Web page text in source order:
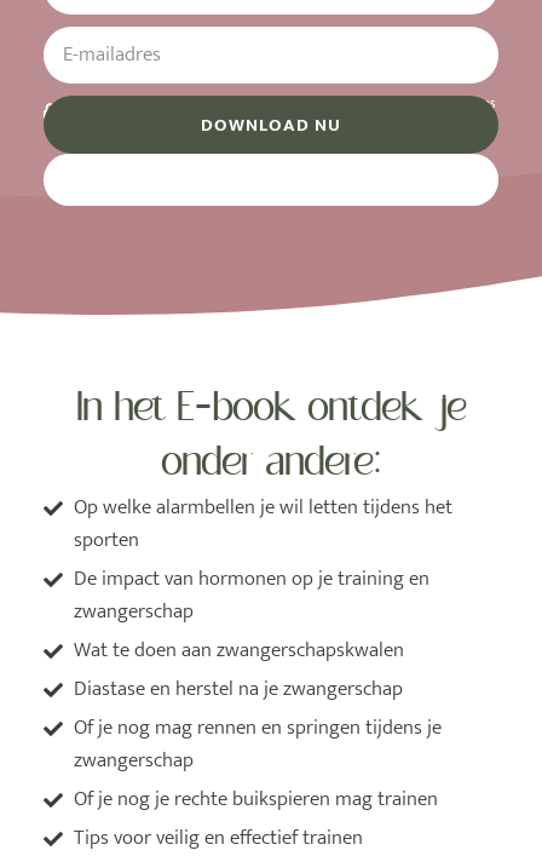
DOWNLOAD NU
Je gegevens zijn veilig. Ze worden op vertrouwelijke wijze verwerkt volgens
privacyverklaring.
In het E-book ontdek je
onder andere:
Op welke alarmbellen je wil letten tijdens het
sporten
De impact van hormonen op je training en
zwangerschap
Wat te doen aan zwangerschapskwalen
Diastase en herstel na je zwangerschap
Of je nog mag rennen en springen tijdens je
zwangerschap
Of je nog je rechte buikspieren mag trainen
Tips voor veilig en effectief trainen